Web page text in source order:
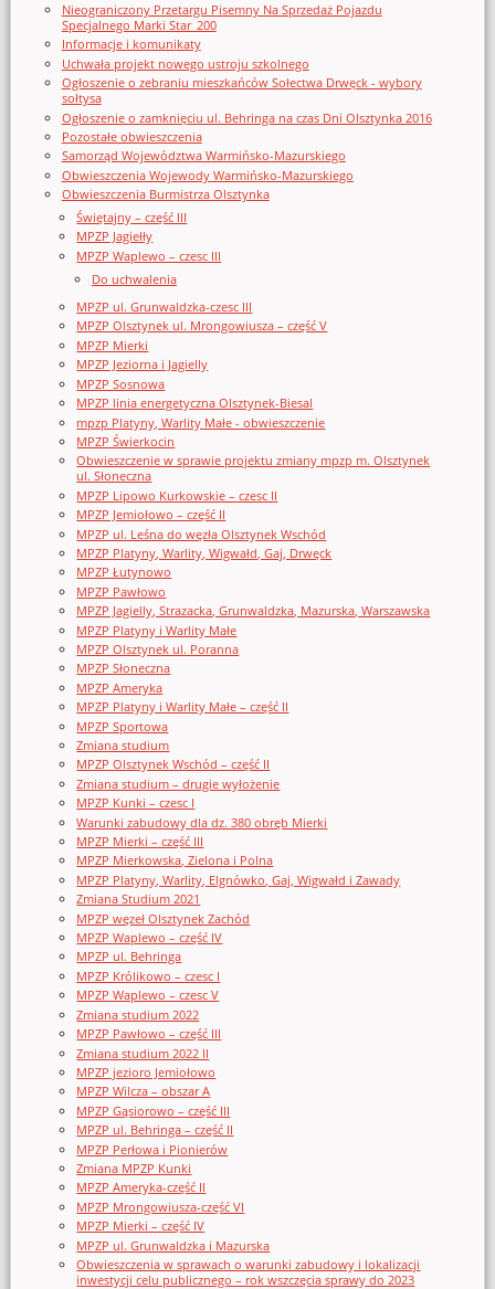
Nieograniczony Przetargu Pisemny Na Sprzedaż Pojazdu
Specjalnego Marki Star_200
Informacje i komunikaty
Uchwała projekt nowego ustroju szkolnego
Ogłoszenie o zebraniu mieszkańców Sołectwa Drwęck - wybory
sołtysa
Ogłoszenie o zamknięciu ul. Behringa na czas Dni Olsztynka 2016
Pozostałe obwieszczenia
Samorząd Województwa Warmińsko-Mazurskiego
Obwieszczenia Wojewody Warmińsko-Mazurskiego
Obwieszczenia Burmistrza Olsztynka
Świętajny – część III
MPZP Jagiełły
MPZP Waplewo – czesc III
Do uchwalenia
MPZP ul. Grunwaldzka-czesc III
MPZP Olsztynek ul. Mrongowiusza – część V
MPZP Mierki
MPZP Jeziorna i Jagielly
MPZP Sosnowa
MPZP linia energetyczna Olsztynek-Biesal
mpzp Platyny, Warlity Małe - obwieszczenie
MPZP Świerkocin
Obwieszczenie w sprawie projektu zmiany mpzp m. Olsztynek
ul. Słoneczna
MPZP Lipowo Kurkowskie – czesc II
MPZP Jemiołowo – część II
MPZP ul. Leśna do węzła Olsztynek Wschód
MPZP Platyny, Warlity, Wigwałd, Gaj, Drwęck
MPZP Łutynowo
MPZP Pawłowo
MPZP Jagielly, Strazacka, Grunwaldzka, Mazurska, Warszawska
MPZP Platyny i Warlity Małe
MPZP Olsztynek ul. Poranna
MPZP Słoneczna
MPZP Ameryka
MPZP Platyny i Warlity Małe – część II
MPZP Sportowa
Zmiana studium
MPZP Olsztynek Wschód – część II
Zmiana studium – drugie wyłożenie
MPZP Kunki – czesc I
Warunki zabudowy dla dz. 380 obręb Mierki
MPZP Mierki – część III
MPZP Mierkowska, Zielona i Polna
MPZP Platyny, Warlity, Elgnówko, Gaj, Wigwałd i Zawady
Zmiana Studium 2021
MPZP węzeł Olsztynek Zachód
MPZP Waplewo – część IV
MPZP ul. Behringa
MPZP Królikowo – czesc I
MPZP Waplewo – czesc V
Zmiana studium 2022
MPZP Pawłowo – część III
Zmiana studium 2022 II
MPZP jezioro Jemiołowo
MPZP Wilcza – obszar A
MPZP Gąsiorowo – część III
MPZP ul. Behringa – część II
MPZP Perłowa i Pionierów
Zmiana MPZP Kunki
MPZP Ameryka-część II
MPZP Mrongowiusza-część VI
MPZP Mierki – część IV
MPZP ul. Grunwaldzka i Mazurska
Obwieszczenia w sprawach o warunki zabudowy i lokalizacji
inwestycji celu publicznego – rok wszczęcia sprawy do 2023